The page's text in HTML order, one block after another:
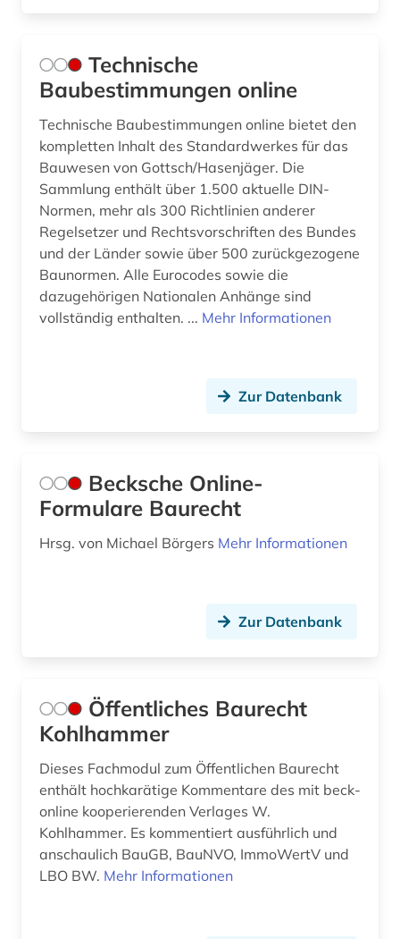
Technische
Baubestimmungen online
Technische Baubestimmungen online bietet den
kompletten Inhalt des Standardwerkes für das
Bauwesen von Gottsch/Hasenjäger. Die
Sammlung enthält über 1.500 aktuelle DIN-
Normen, mehr als 300 Richtlinien anderer
Regelsetzer und Rechtsvorschriften des Bundes
und der Länder sowie über 500 zurückgezogene
Baunormen. Alle Eurocodes sowie die
dazugehörigen Nationalen Anhänge sind
vollständig enthalten. ... Mehr Informationen
Zur Datenbank
Becksche Online-
Formulare Baurecht
Hrsg. von Michael Börgers Mehr Informationen
Zur Datenbank
Öffentliches Baurecht
Kohlhammer
Dieses Fachmodul zum Öffentlichen Baurecht
enthält hochkarätige Kommentare des mit beck-
online kooperierenden Verlages W.
Kohlhammer. Es kommentiert ausführlich und
anschaulich BauGB, BauNVO, ImmoWertV und
LBO BW. Mehr Informationen